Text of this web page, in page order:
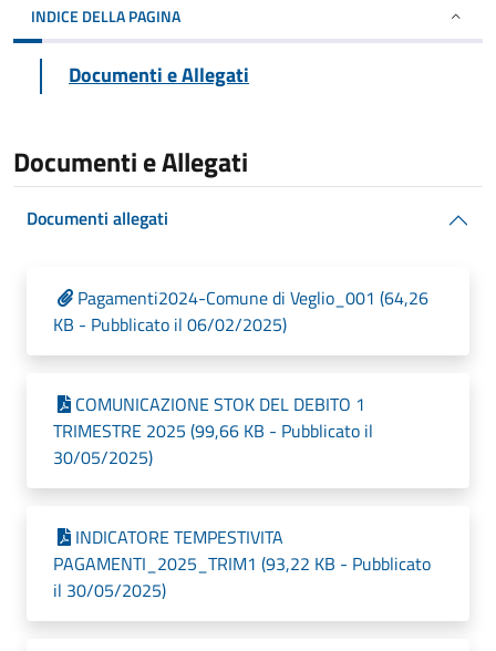
INDICE DELLA PAGINA
Documenti e Allegati
Documenti e Allegati
Documenti allegati
Pagamenti2024-Comune di Veglio_001 (64,26
KB - Pubblicato il 06/02/2025)
COMUNICAZIONE STOK DEL DEBITO 1
TRIMESTRE 2025 (99,66 KB - Pubblicato il
30/05/2025)
INDICATORE TEMPESTIVITA
PAGAMENTI_2025_TRIM1 (93,22 KB - Pubblicato
il 30/05/2025)